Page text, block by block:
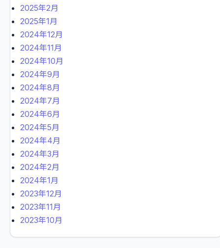
2025年2月
2025年1月
2024年12月
2024年11月
2024年10月
2024年9月
2024年8月
2024年7月
2024年6月
2024年5月
2024年4月
2024年3月
2024年2月
2024年1月
2023年12月
2023年11月
2023年10月